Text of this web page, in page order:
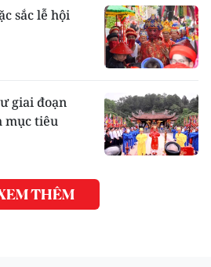
sắc lễ hội
giai đoạn
mục tiêu
THÊM